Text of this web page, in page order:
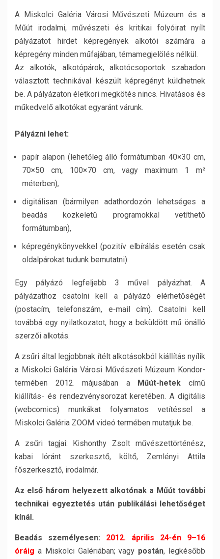
A Miskolci Galéria Városi Művészeti Múzeum és a
Műút irodalmi, művészeti és kritikai folyóirat nyílt
pályázatot hirdet képregények alkotói számára a
képregény minden műfajában, témamegjelölés nélkül.
Az alkotók, alkotópárok, alkotócsoportok szabadon
választott technikával készült képregényt küldhetnek
be. A pályázaton életkori megkötés nincs. Hivatásos és
műkedvelő alkotókat egyaránt várunk.
Pályázni lehet:
papír alapon (lehetőleg álló formátumban 40×30 cm,
70×50 cm, 100×70 cm, vagy maximum 1 m²
méterben),
digitálisan (bármilyen adathordozón lehetséges a
beadás közkeletű programokkal vetíthető
formátumban),
képregénykönyvekkel (pozitív elbírálás esetén csak
oldalpárokat tudunk bemutatni).
Egy pályázó legfeljebb 3 művel pályázhat. A
pályázathoz csatolni kell a pályázó elérhetőségét
(postacím, telefonszám, e-mail cím). Csatolni kell
továbbá egy nyilatkozatot, hogy a beküldött mű önálló
szerzői alkotás.
A zsűri által legjobbnak ítélt alkotásokból kiállítás nyílik
a Miskolci Galéria Városi Művészeti Múzeum Kondor-
termében 2012. májusában a Műút-hetek című
kiállítás- és rendezvénysorozat keretében. A digitális
(webcomics) munkákat folyamatos vetítéssel a
Miskolci Galéria ZOOM videó termében mutatjuk be.
A zsűri tagjai: Kishonthy Zsolt művészettörténész,
kabai lóránt szerkesztő, költő, Zemlényi Attila
főszerkesztő, irodalmár.
Az első három helyezett alkotónak a Műút további
technikai egyeztetés után publikálási lehetőséget
kínál.
Beadás személyesen:
2012. április 24-én 9–16
óráig a Miskolci Galériában; vagy postán, legkésőbb